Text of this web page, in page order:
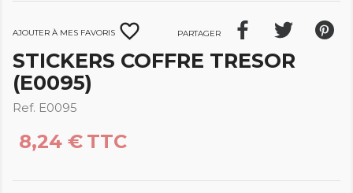
Ajouter à mes favoris favorite_border Partager
STICKERS COFFRE TRESOR
(E0095)
Ref. E0095
8,24 € TTC